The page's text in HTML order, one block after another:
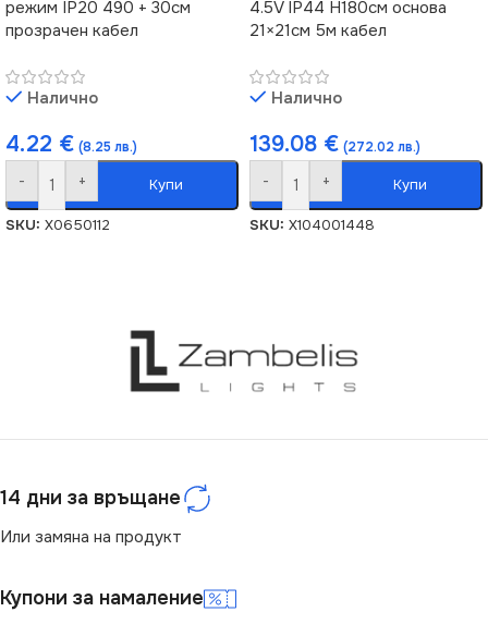
режим IP20 490 + 30см
прозрачен кабел
Налично
4.22 € (8.25 лв.)
- + Купи
SKU: X0650112
4.5V IP44 H180см основа
21×21см 5м кабел
Налично
139.08 € (272.02 лв.)
- + Купи
SKU: X104001448
14 дни за връщане
Или замяна на продукт
Купони за намаление